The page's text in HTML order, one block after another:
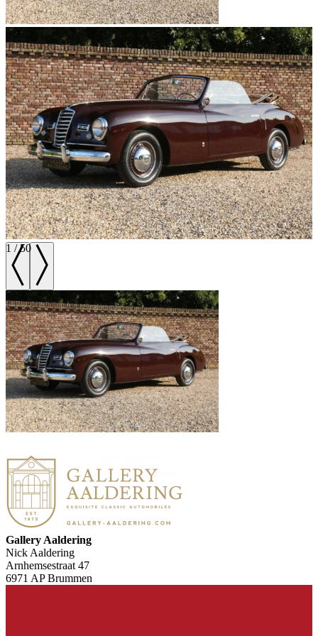
1 /50
Gallery Aaldering
Nick Aaldering
Arnhemsestraat 47
6971 AP Brummen